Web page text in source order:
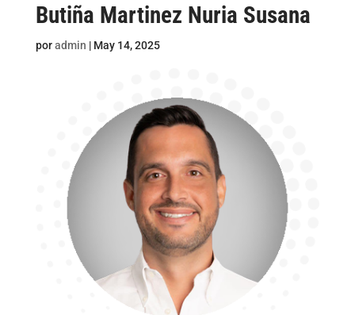
Butiña Martinez Nuria Susana
poradmin | May 14, 2025